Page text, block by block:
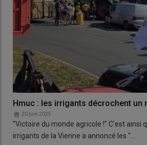
Hmuc : les irrigants décrochent un
20 juin 2025
"Victoire du monde agricole !" C'est ainsi
irrigants de la Vienne a annoncé les "…